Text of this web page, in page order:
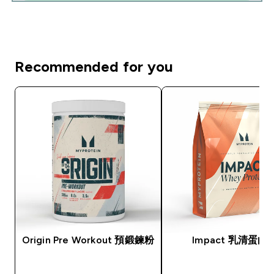
Recommended for you
Origin Pre Workout 預鍛鍊粉 Impact 乳清蛋白